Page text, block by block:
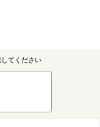
してください